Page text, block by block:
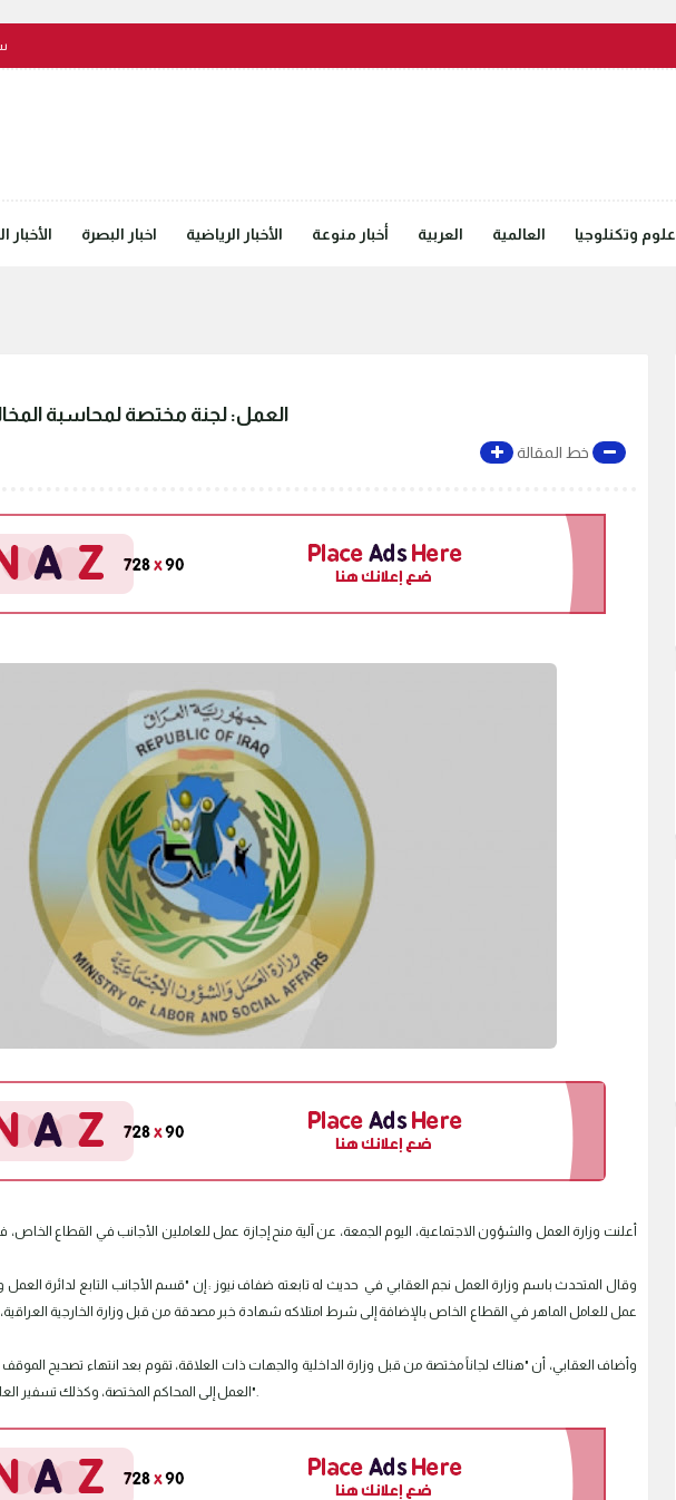
الأخبار اخبار البصرة الأخبار الرياضية أخبار منوعة العربية العالمية علوم وتكنلوجيا
العمل: لجنة مختصة لمحاسبة
خط المقالة
أعلنت وزارة العمل والشؤون الاجتماعية، اليوم الجمعة، عن آلية منح إجازة عمل للعاملين الأجانب في القطاع
وقال المتحدث باسم وزارة العمل نجم العقابي في حديث له تابعته ضفاف نيوز : إن "قسم الأجانب التابع لدائرة العمل
وأضاف العقابي، أن "هناك لجاناً مختصة من قبل وزارة الداخلية والجهات ذات العلاقة، تقوم بعد انتهاء تصحيح
العمل إلى المحاكم المختصة، وكذلك تسفير العامل الأجنبي الذي لا يمتلك إجازة عمل أو إقامة".